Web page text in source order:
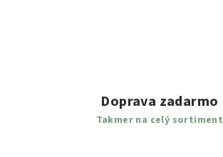
Doprava zadarmo
Takmer na celý sortiment